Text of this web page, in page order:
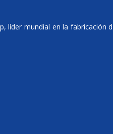
líder mundial en la fabricación